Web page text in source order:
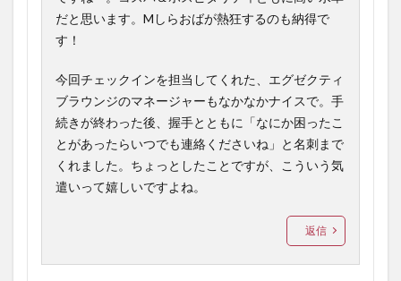
だと思います。Mしらおばが熱狂するのも納得で
す！
今回チェックインを担当してくれた、エグゼクティ
ブラウンジのマネージャーもなかなかナイスで。手
続きが終わった後、握手とともに「なにか困ったこ
とがあったらいつでも連絡くださいね」と名刺まで
くれました。ちょっとしたことですが、こういう気
遣いって嬉しいですよね。
返信